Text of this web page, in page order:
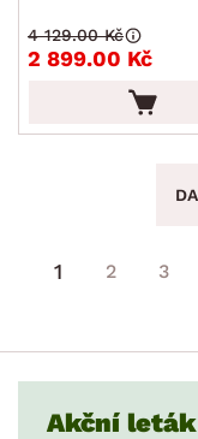
2 899.00 Kč
4 129.00 Kč
1 2 3
Akční leták